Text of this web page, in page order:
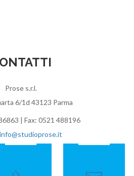
Prose s.r.l.
6/1d 43123 Parma
| Fax: 0521 488196
info@studioprose.it